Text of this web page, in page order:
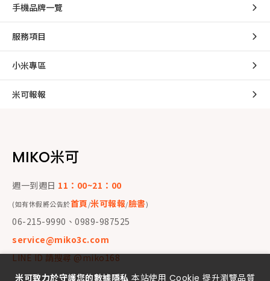
手機品牌一覽
服務項目
小米專區
米可報報
MIKO米可
週一到週日 11：00~21：00
(如有休假將公告於首頁/米可報報/臉書)
06-215-9990、0989-987525
service@miko3c.com
LINE ID 請搜尋 @miko168
米可致力於守護您的數據隱私 本站使用 Cookie 提升瀏覽品質